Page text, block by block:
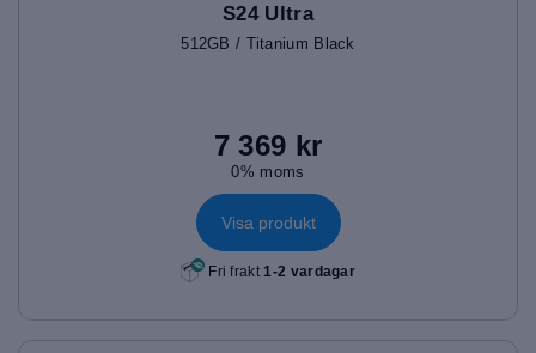
S24 Ultra
512GB / Titanium Black
7 369 kr
0% moms
Visa produkt
Fri frakt 1-2 vardagar